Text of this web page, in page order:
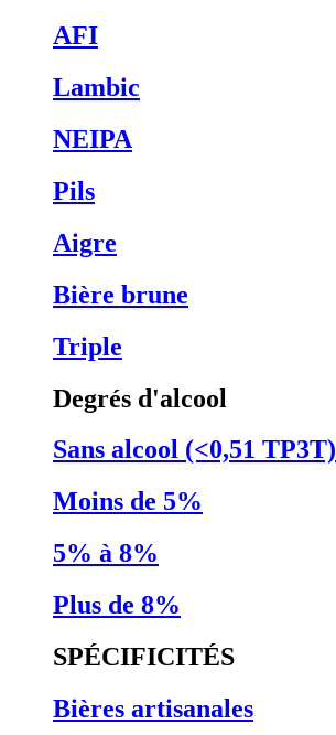
AFI
Lambic
NEIPA
Pils
Aigre
Bière brune
Triple
Degrés d'alcool
Sans alcool (<0,51 TP3T)
Moins de 5%
5% à 8%
Plus de 8%
SPÉCIFICITÉS
Bières artisanales